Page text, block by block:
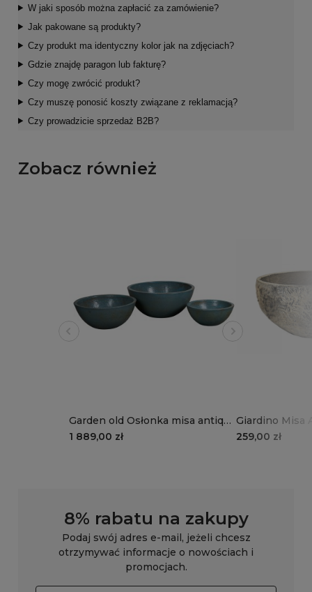
W jaki sposób można zapłacić za zamówienie?
Jak pakowane są produkty?
Czy produkt ma identyczny kolor jak na zdjęciach?
Gdzie znajdę paragon lub fakturę?
Czy mogę zwrócić produkt?
Czy muszę ponosić koszty związane z reklamacją?
Czy prowadzicie sprzedaż B2B?
Zobacz również
Garden old Osłonka misa antique
green kpl. 3 szt.
1 889,00 zł
Giardino Misa
florystyczny
259,00 zł
8% rabatu na zakupy
Podaj swój adres e-mail, jeżeli chcesz
otrzymywać informacje o nowościach i
promocjach.